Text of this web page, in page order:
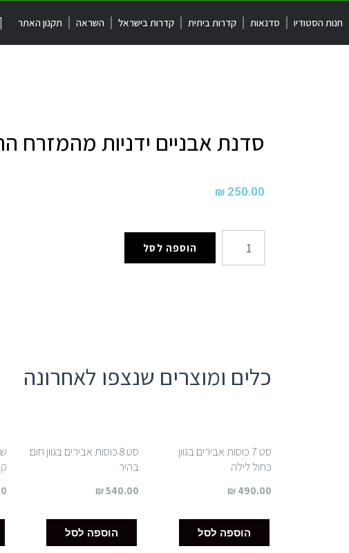
חנות הסטודיו סדנאות קדרות ביתית קדרות בישראל השראה תקנון האתר
סדנת אבניים ידניות מהמזרח
₪ 250.00
הוספה לסל
כלים ומוצרים שנצפו לאחרונה
סט 7 כוסות אבירים בגוון
כחול לילה
₪ 490.00
הוספה לסל
סט 8 כוסות אבירים בגוון חום
בהיר
₪540.00
הוספה לסל